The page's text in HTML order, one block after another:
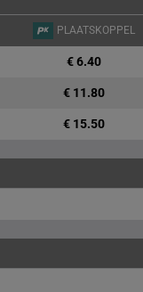
PLAATSKOPPEL
€ 6.40
€ 11.80
€ 15.50